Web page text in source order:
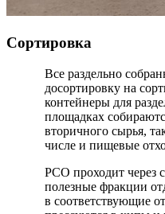
Сортировка
Все раздельно
досортировку на
контейнеры для
площадках
вторичного сырья,
числе и пищевые
РСО проходит через
полезные фракции
в соответствующие